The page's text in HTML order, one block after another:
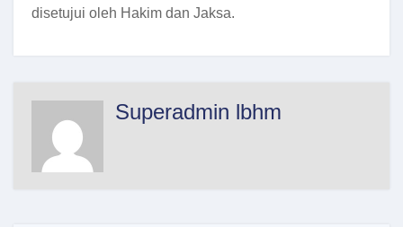
disetujui oleh Hakim dan Jaksa.
Superadmin lbhm